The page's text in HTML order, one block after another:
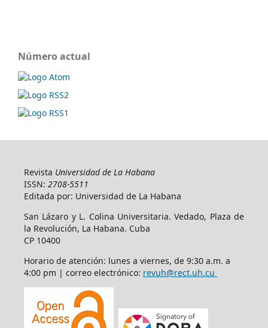
Número actual
Revista Universidad de La Habana
ISSN: 2708-5511
Editada por: Universidad de La Habana
San Lázaro y L. Colina Universitaria. Vedado, Plaza de
la Revolución, La Habana. Cuba
CP 10400
Horario de atención: lunes a viernes, de 9:30 a.m. a
4:00 pm | correo electrónico: revuh@rect.uh.cu